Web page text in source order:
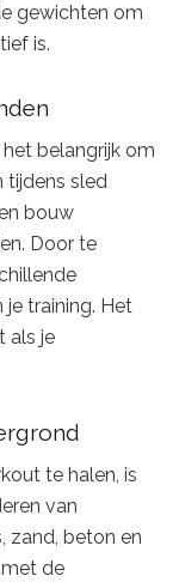
gewichten om
is.
belangrijk om
tijdens sled
bouw
Door te
je training. Het
als je
te halen, is
van
zand, beton en
de